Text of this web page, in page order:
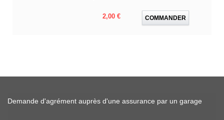
Prix
2,00 € COMMANDER
Demande d'agrément auprès d'une assurance par un garage